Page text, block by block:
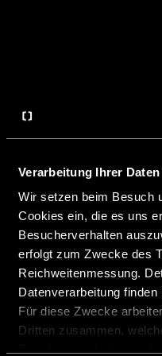
Verarbeitung Ihrer
Wir setzen beim Besuch
Cookies ein, die es uns
Besucherverhalten
erfolgt zum Zwecke des
Reichweitenmessung.
Datenverarbeitung finden
Für diese Zwecke
Dritten zusammen,